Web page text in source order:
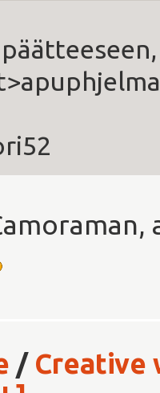
/ Creative